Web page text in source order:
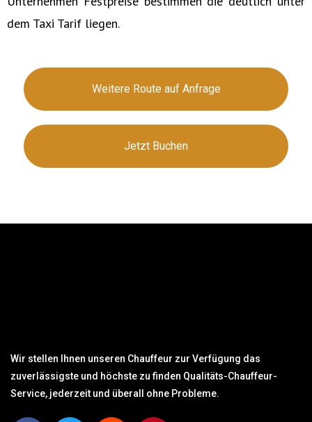
dem Taxi Tarif liegen.
Weitere Route auf Anfrage
Jetzt Buchen
Wir stellen Ihnen unseren Chauffeur zur Verfügung das
zuverlässigste und höchste zu finden Qualitäts-Chauffeur-
Service, jederzeit und überall ohne Probleme.